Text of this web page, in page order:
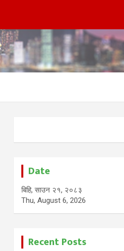
Date
बिहि, साउन २१, २०८३
Thu, August 6, 2026
Recent Posts